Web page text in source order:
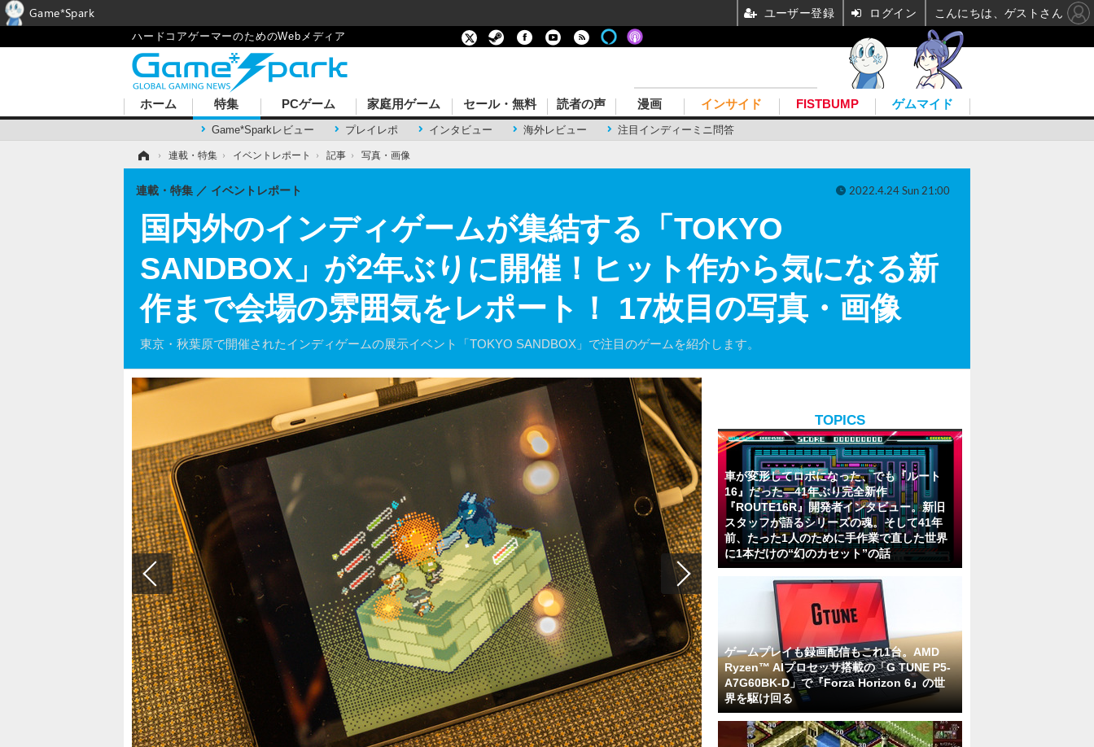
ハードコアゲーマーのためのWebメディア
ホーム 特集
Game*Sparkレビュー プレイレポ インタビュー 海外レビュー 注目インディーミニ問答
PCゲーム 家庭用ゲーム セール・無料 読者の声 漫画 インサイド FISTBUMP ゲムマイド
› 連載・特集 › イベントレポート › 記事 › 写真・画像
国内外のインディゲームが集結する「TOKYO
SANDBOX」が2年ぶりに開催！ヒット作から気になる新
作まで会場の雰囲気をレポート！ 17枚目の写真・画像
東京・秋葉原で開催されたインディゲームの展示イベント「TOKYO SANDBOX」で注目のゲームを紹介します。
連載・特集 イベントレポート 2022.4.24 Sun 21:00
TOPICS
車が変形してロボになった、でも『ルート
16』だった―41年ぶり完全新作
『ROUTE16R』開発者インタビュー。新旧
スタッフが語るシリーズの魂。そして41年
前、たった1人のために手作業で直した世界
に1本だけの“幻のカセット”の話
ゲームプレイも録画配信もこれ1台。AMD
Ryzen™ AIプロセッサ搭載の「G TUNE P5-
A7G60BK-D」で『Forza Horizon 6』の世
界を駆け回る
Game*Spark ユーザー登録 ログイン こんにちは、ゲストさん